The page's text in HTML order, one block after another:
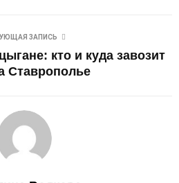
ЗАПИСЬ
кто и куда завозит
Ставрополье